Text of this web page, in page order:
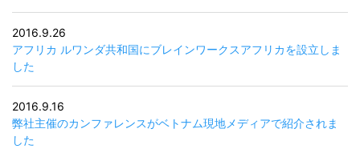
2016.9.26
アフリカ ルワンダ共和国にブレインワークスアフリカを設立しま
した
2016.9.16
弊社主催のカンファレンスがベトナム現地メディアで紹介されま
した